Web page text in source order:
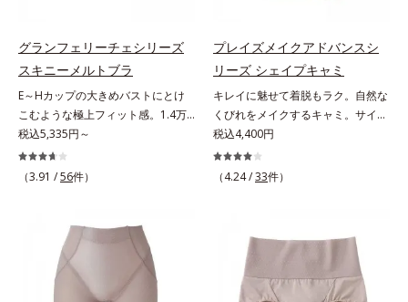
グランフェリーチェシリーズ
スキニーメルトブラ
E～Hカップの大きめバストにとけ
こむような極上フィット感。1.4万
件＊のお悩みを聞き、8,000人のお
客様と開発「私には合うブラがな
い…」と秘かに苦しむグラマーさん
ーさんのお悩み」1.4万件を集め、
それを徹底分析して設計しました。
＊オルビスWeb「キクラボ」でのア
ンケート結果（2018年5月時点）大
税込5,335円～
（3.91 /56件）
プレイズメイクアドバンスシ
リーズ シェイプキャミ
キレイに魅せて着脱もラク。自然な
くびれをメイクするキャミ。サイド
と背中をほどよいパワーで包み込
み、くびれをメイク「大人世代のボ
ディを美しく魅せる」という発想の
然なくびれをメイクします。カシュ
クールバックで着脱ラクラク。みぞ
おちは締めつけず快適な着用感で
税込4,400円
（4.24 /33件）